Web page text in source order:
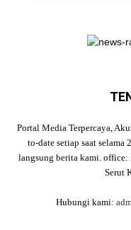
Portal Media Terpercaya,
to-date setiap saat selama
langsung berita kami. office:
Serut
Hubungi kami: